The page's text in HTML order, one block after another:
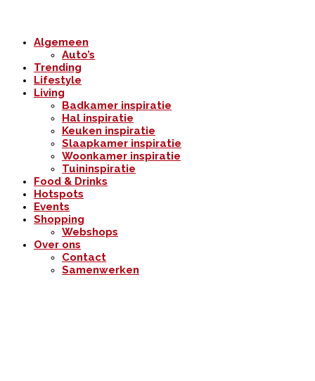
Algemeen
Auto’s
Trending
Lifestyle
Living
Badkamer inspiratie
Hal inspiratie
Keuken inspiratie
Slaapkamer inspiratie
Woonkamer inspiratie
Tuininspiratie
Food & Drinks
Hotspots
Events
Shopping
Webshops
Over ons
Contact
Samenwerken